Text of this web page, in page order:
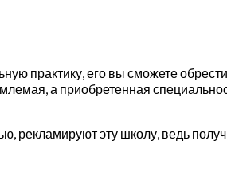
практику, его вы сможете
а приобретенная
рекламируют эту школу, ведь